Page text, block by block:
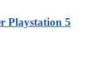
Playstation 5